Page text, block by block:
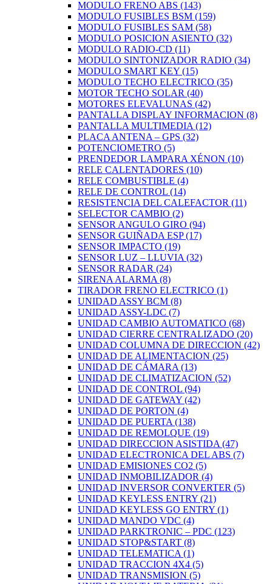
MODULO FRENO ABS (143)
MODULO FUSIBLES BSM (159)
MODULO FUSIBLES SAM (58)
MODULO POSICION ASIENTO (32)
MODULO RADIO-CD (11)
MODULO SINTONIZADOR RADIO (34)
MODULO SMART KEY (15)
MODULO TECHO ELECTRICO (35)
MOTOR TECHO SOLAR (40)
MOTORES ELEVALUNAS (42)
PANTALLA DISPLAY INFORMACION (8)
PANTALLA MULTIMEDIA (12)
PLACA ANTENA – GPS (32)
POTENCIOMETRO (5)
PRENDEDOR LAMPARA XÉNON (10)
RELE CALENTADORES (10)
RELE COMBUSTIBLE (4)
RELE DE CONTROL (14)
RESISTENCIA DEL CALEFACTOR (11)
SELECTOR CAMBIO (2)
SENSOR ANGULO GIRO (94)
SENSOR GUIÑADA ESP(17)
SENSOR IMPACTO (19)
SENSOR LUZ – LLUVIA (32)
SENSOR RADAR (24)
SIRENA ALARMA (8)
TIRADOR FRENO ELECTRICO (1)
UNIDAD ASSY BCM (8)
UNIDAD ASSY-LDC (7)
UNIDAD CAMBIO AUTOMATICO (68)
UNIDAD CIERRE CENTRALIZADO (20)
UNIDAD COLUMNA DE DIRECCION (42)
UNIDAD DE ALIMENTACION (25)
UNIDAD DE CÁMARA (13)
UNIDAD DE CLIMATIZACION (52)
UNIDAD DE CONTROL (94)
UNIDAD DE GATEWAY (42)
UNIDAD DE PORTON (4)
UNIDAD DE PUERTA (138)
UNIDAD DE REMOLQUE (19)
UNIDAD DIRECCION ASISTIDA (47)
UNIDAD ELECTRONICA DEL ABS (7)
UNIDAD EMISIONES CO2 (5)
UNIDAD INMOBILIZADOR (4)
UNIDAD INVERSOR CONVERTER (5)
UNIDAD KEYLESS ENTRY (21)
UNIDAD KEYLESS GO ENTRY (1)
UNIDAD MANDO VDC (4)
UNIDAD PARKTRONIC – PDC (123)
UNIDAD STOP&START (8)
UNIDAD TELEMATICA (1)
UNIDAD TRACCION 4X4 (5)
UNIDAD TRANSMISION (5)